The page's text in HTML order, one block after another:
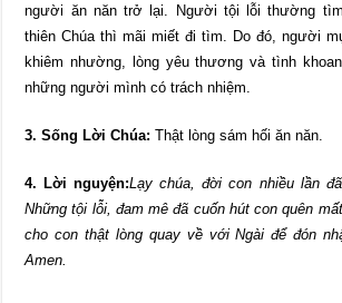
người ăn năn trở lại. Người tội lỗi thường
thiên Chúa thì mãi miết đi tìm. Do đó, người
khiêm nhường, lòng yêu thương và tình
những người mình có trách nhiệm.
3. Sống Lời Chúa:Thật lòng sám hối ăn năn.
4. Lời nguyện:Lạy chúa, đời con nhiều lần
Những tội lỗi, đam mê đã cuốn hút con quên
cho con thật lòng quay về với Ngài để đón
Amen.